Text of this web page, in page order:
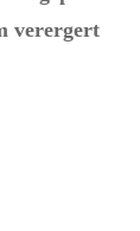
verergert